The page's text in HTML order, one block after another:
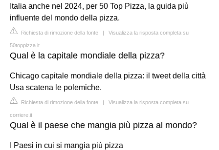
Italia anche nel 2024, per 50 Top Pizza, la guida più
influente del mondo della pizza.
Richiesta di rimozione della fonte | Visualizza la risposta completa su
50toppizza.it
Qual è la capitale mondiale della pizza?
Chicago capitale mondiale della pizza: il tweet della città
Usa scatena le polemiche.
Richiesta di rimozione della fonte | Visualizza la risposta completa su
corriere.it
Qual è il paese che mangia più pizza al mondo?
I Paesi in cui si mangia più pizza